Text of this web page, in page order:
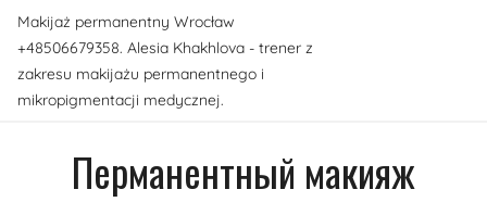
Перейти
содержимому
Makijaż permanentny Wrocław
+48506679358. Alesia Khakhlova - trener z
zakresu makijażu permanentnego i
mikropigmentacji medycznej.
Перманентный макияж